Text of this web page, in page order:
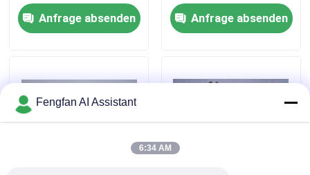
Kontakt
Nachrichten
Angebot anfordern
Stahldraht
Anfrage absenden
die Verkleidung von
Racks und Fässern
Anfrage absenden
Fengfan AI Assistant
6:34 AM